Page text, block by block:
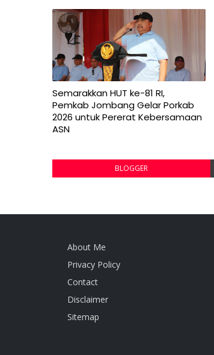
Semarakkan HUT ke-81 RI,
Pemkab Jombang Gelar Porkab
2026 untuk Pererat Kebersamaan
ASN
BLOGGER
About Me
Privacy Policy
Contact
Disclaimer
Sitemap